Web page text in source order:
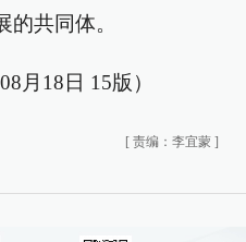
共同体。
月18日 15版）
[ 责编：李宜蒙 ]